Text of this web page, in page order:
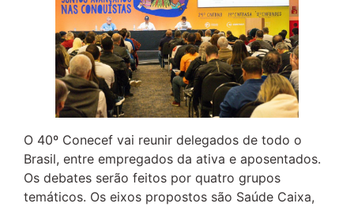
O 40º Conecef vai reunir delegados de todo o
Brasil, entre empregados da ativa e aposentados.
Os debates serão feitos por quatro grupos
temáticos. Os eixos propostos são Saúde Caixa,